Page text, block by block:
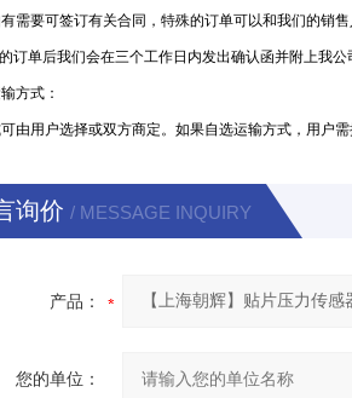
需要可签订有关合同，特殊的订单可以和我们的销售
订单后我们会在三个工作日内发出确认函并附上我公
方式：
由用户选择或双方商定。如果自选运输方式，用户
询价 / MESSAGE INQUIRY
产品：
您的单位：